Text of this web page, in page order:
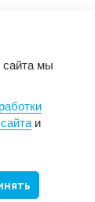
сайта мы
и